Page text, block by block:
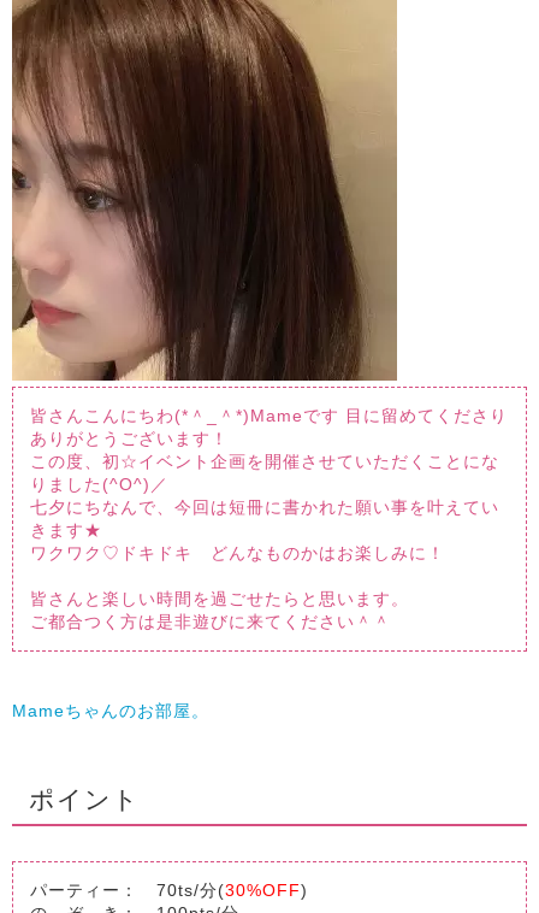
皆さんこんにちわ(*＾_＾*)Mameです 目に留めてくださり
ありがとうございます！
この度、初☆イベント企画を開催させていただくことにな
りました(^O^)／
七夕にちなんで、今回は短冊に書かれた願い事を叶えてい
きます★
ワクワク♡ドキドキ どんなものかはお楽しみに！
皆さんと楽しい時間を過ごせたらと思います。
ご都合つく方は是非遊びに来てください＾＾
Mameちゃんのお部屋。
ポイント
パーティー： 70ts/分(30%OFF)